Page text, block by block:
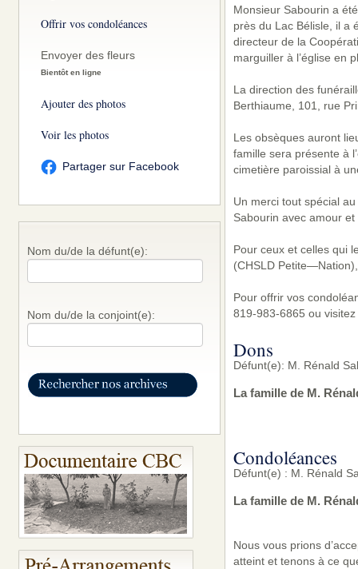
Offrir vos condoléances
Envoyer des fleurs
Bientôt en ligne
Ajouter des photos
Voir les photos
Partager sur Facebook
Nom du/de la défunt(e):
Nom du/de la conjoint(e):
Monsieur Sabourin a
près du Lac Bélisle, il a
directeur de la
marguiller à l’église en
La direction des
Berthiaume, 101, rue
Les obsèques auront
famille sera présente à
cimetière paroissial à
Un merci tout spécial
Sabourin avec amour et
Pour ceux et celles qui
(CHSLD
Pour offrir vos
819-983-6865 ou
Dons
Défunt(e): M. Rénald
La famille de M.
Condoléances
Défunt(e) : M. Rénald
La famille de M.
Nous vous prions
atteint et tenons à ce